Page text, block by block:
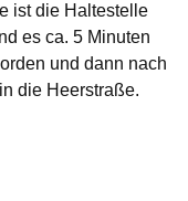
ist die Haltestelle
es ca. 5 Minuten
und dann nach
die Heerstraße.